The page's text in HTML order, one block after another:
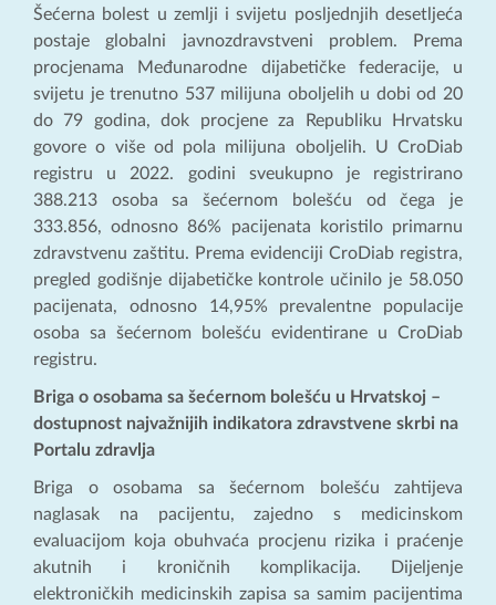
Šećerna bolest u zemlji i svijetu posljednjih desetljeća
postaje globalni javnozdravstveni problem. Prema
procjenama Međunarodne dijabetičke federacije, u
svijetu je trenutno 537 milijuna oboljelih u dobi od 20
do 79 godina, dok procjene za Republiku Hrvatsku
govore o više od pola milijuna oboljelih. U CroDiab
registru u 2022. godini sveukupno je registrirano
388.213 osoba sa šećernom bolešću od čega je
333.856, odnosno 86% pacijenata koristilo primarnu
zdravstvenu zaštitu. Prema evidenciji CroDiab registra,
pregled godišnje dijabetičke kontrole učinilo je 58.050
pacijenata, odnosno 14,95% prevalentne populacije
osoba sa šećernom bolešću evidentirane u CroDiab
registru.
Briga o osobama sa šećernom bolešću u Hrvatskoj –
dostupnost najvažnijih indikatora zdravstvene skrbi na
Portalu zdravlja
Briga o osobama sa šećernom bolešću zahtijeva
naglasak na pacijentu, zajedno s medicinskom
evaluacijom koja obuhvaća procjenu rizika i praćenje
akutnih i kroničnih komplikacija. Dijeljenje
elektroničkih medicinskih zapisa sa samim pacijentima